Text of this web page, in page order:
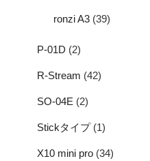
ronzi A3 (39)
P-01D (2)
R-Stream (42)
SO-04E (2)
Stickタイプ(1)
X10 mini pro (34)